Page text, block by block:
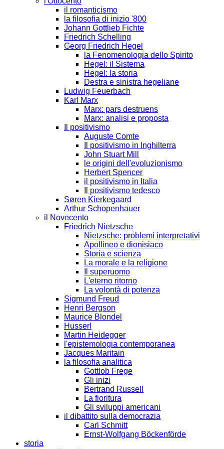
il romanticismo
la filosofia di inizio '800
Johann Gottlieb Fichte
Friedrich Schelling
Georg Friedrich Hegel
la Fenomenologia dello Spirito
Hegel: il Sistema
Hegel: la storia
Destra e sinistra hegeliane
Ludwig Feuerbach
Karl Marx
Marx: pars destruens
Marx: analisi e proposta
Il positivismo
Auguste Comte
Il positivismo in Inghilterra
John Stuart Mill
le origini dell'evoluzionismo
Herbert Spencer
il positivismo in Italia
Il positivismo tedesco
Søren Kierkegaard
Arthur Schopenhauer
il Novecento
Friedrich Nietzsche
Nietzsche: problemi interpretativi
Apollineo e dionisiaco
Storia e scienza
La morale e la religione
Il superuomo
L'eterno ritorno
La volontà di potenza
Sigmund Freud
Henri Bergson
Maurice Blondel
Husserl
Martin Heidegger
l'epistemologia contemporanea
Jacques Maritain
la filosofia analitica
Gottlob Frege
Gli inizi
Bertrand Russell
La fioritura
Gli sviluppi americani
il dibattito sulla democrazia
Carl Schmitt
Ernst-Wolfgang Böckenförde
storia